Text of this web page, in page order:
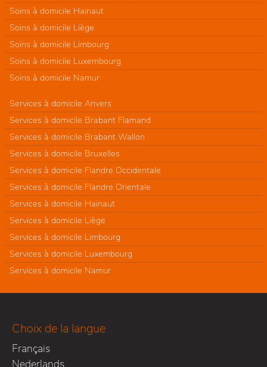
Soins à domicile Hainaut
Soins à domicile Liège
Soins à domicile Limbourg
Soins à domicile Luxembourg
Soins à domicile Namur
Services à domicile Anvers
Services à domicile Brabant Flamand
Services à domicile Brabant Wallon
Services à domicile Bruxelles
Services à domicile Flandre Occidentale
Services à domicile Flandre Orientale
Services à domicile Hainaut
Services à domicile Liège
Services à domicile Limbourg
Services à domicile Luxembourg
Services à domicile Namur
Choix de la langue
Français
Nederlands